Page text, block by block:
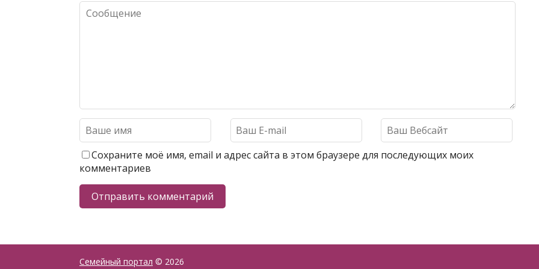
Сохраните моё имя, email и адрес сайта в этом браузере для последующих моих
комментариев
Семейный портал © 2026